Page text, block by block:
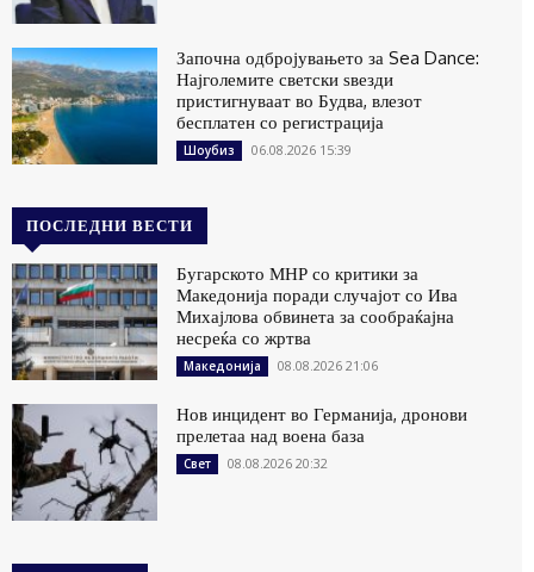
Започна одбројувањето за Sea Dance:
Најголемите светски ѕвезди
пристигнуваат во Будва, влезот
бесплатен со регистрација
Шоубиз 06.08.2026 15:39
ПОСЛЕДНИ ВЕСТИ
Бугарското МНР со критики за
Македонија поради случајот со Ива
Михајлова обвинета за сообраќајна
несреќа со жртва
Македонија 08.08.2026 21:06
Нов инцидент во Германија, дронови
прелетаа над воена база
Свет 08.08.2026 20:32